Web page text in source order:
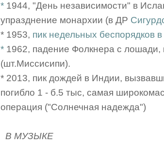
* 1944, "День независимости" в
упразднение монархии (в ДР
* 1953, пик недельных беспорядков в
* 1962, падение Фолкнера с лошади,
(шт.Миссисипи).
* 2013, пик дождей в Индии,
погибло 1 - б.5 тыс, самая
операция ("Солнечная надежда")
В МУЗЫКЕ